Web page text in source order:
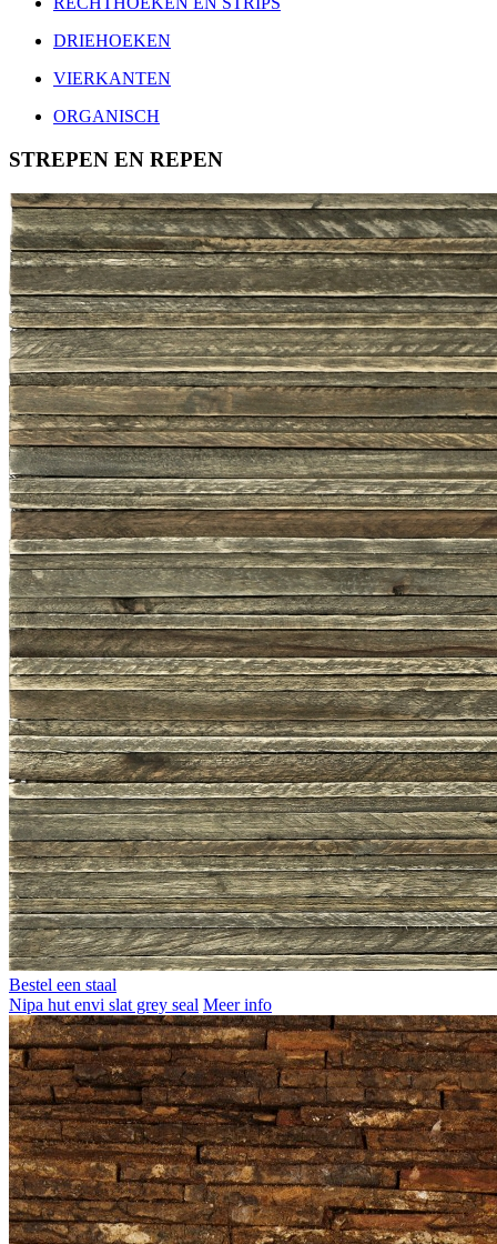
DRIEHOEKEN
VIERKANTEN
ORGANISCH
STREPEN EN REPEN
Bestel een staal
Nipa hut envi slat grey seal Meer info